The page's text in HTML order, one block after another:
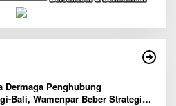
Dermaga Penghubung
Bali, Wamenpar Beber Strategi